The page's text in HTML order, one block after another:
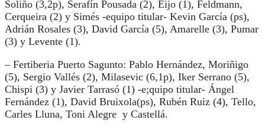
Soliño (3,2p), Serafín Pousada (2), Eijo (1), Feldmann,
Cerqueira (2) y Simés -equipo titular- Kevin García (ps),
Adrián Rosales (3), David García (5), Amarelle (3), Pumar
(3) y Levente (1).
– Fertiberia Puerto Sagunto: Pablo Hernández, Moriñigo
(5), Sergio Vallés (2), Milasevic (6,1p), Iker Serrano (5),
Chispi (3) y Javier Tarrasó (1) -e;quipo titular- Ángel
Fernández (1), David Bruixola(ps), Rubén Ruiz (4), Tello,
Carles Lluna, Toni Alegre y Castellá.